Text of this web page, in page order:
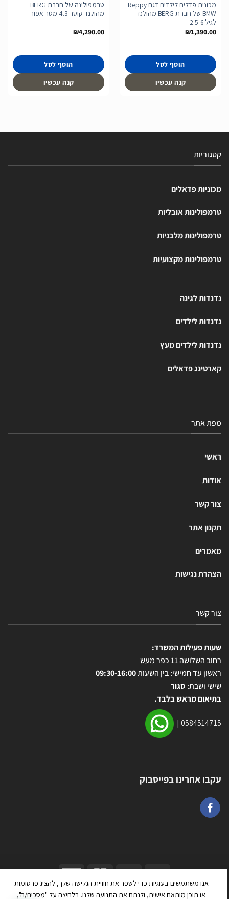
מכונית פדלים לילדים דגם Reppy
BMW של חברת BERG מהולנד
לגיל 2.5-6
₪1,390.00
הוסף לסל
קנה עכשיו
טרמפולינה של חברת BERG
מהולנד קוטר 4.3 מטר אפור
₪4,290.00
הוסף לסל
קנה עכשיו
קטגוריות
מכוניות פדאלים
טרמפולינות אובליות
טרמפולינות מלבניות
טרמפולינות מקצועיות
נדנדות לגינה
נדנדות לילדים
נדנדות לילדים מעץ
קארטינג פדאלים
מפת אתר
ראשי
אודות
צור קשר
תקנון אתר
מאמרים
הצהרת נגישות
צור קשר
שעות פעילות המשרד:
רחוב השלושה 11 כפר מעש
ראשון עד חמישי: בין השעות09:30-16:00
שישי ושבת: סגור
בתיאום מראש בלבד.
0584514715
|
עקבו אחרינו בפייסבוק
טרמפולינה יבוא ושיווק בע״מ
| מנוהל על ידי
אנו משתמשים בעוגיות כדי לשפר את חוויית הגלישה שלך, להציג פרסומות
או תוכן מותאם אישית, ולנתח את התנועה שלנו. בלחיצה על "מסכים/ה",